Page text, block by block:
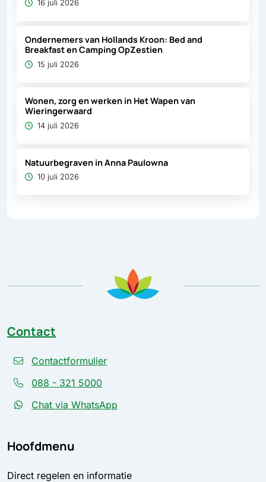
16 juli 2026
Ondernemers van Hollands Kroon: Bed and
Breakfast en Camping OpZestien
15 juli 2026
Wonen, zorg en werken in Het Wapen van
Wieringerwaard
14 juli 2026
Natuurbegraven in Anna Paulowna
10 juli 2026
Contact
Contactformulier
088 - 321 5000
Chat via WhatsApp
Hoofdmenu
Direct regelen en informatie